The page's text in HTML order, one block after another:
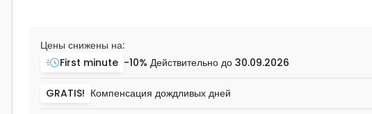
Цены снижены на:
First minute -10% Действительно до 30.09.2026
GRATIS! Компенсация дождливых дней